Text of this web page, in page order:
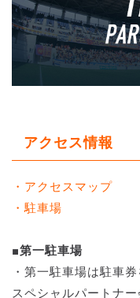
アクセス情報
・アクセスマップ
・駐車場
■第一駐車場
・第一駐車場は駐車
スペシャルパートナ